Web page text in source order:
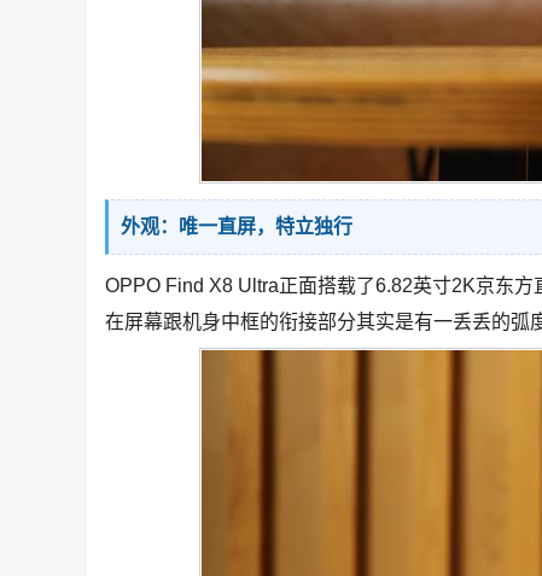
外观：唯一直屏，特立独行
OPPO Find X8 Ultra正面搭载了6.82英寸2K京东
在屏幕跟机身中框的衔接部分其实是有一丢丢的弧